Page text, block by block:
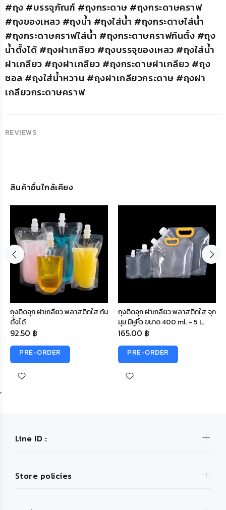
#ถุง #บรรจุภัณฑ์ #ถุงกระดาษ #ถุงกระดาษคราฟ
#ถุงของเหลว #ถุงน้ำ #ถุงใส่น้ำ #ถุงกระดาษใส่น้ำ
#ถุงกระดาษคราฟใส่น้ำ #ถุงกระดาษคราฟก้นตั้ง #ถุง
น้ำตั้งได้ #ถุงฝาเกลียว #ถุงบรรจุของเหลว #ถุงใส่น้ำ
ฝาเกลียว #ถุงฝาเกลียว #ถุงกระดาษฝาเกลียว #ถุง
ซอล #ถุงใส่น้ำหวาน #ถุงฝาเกลียวกระดาษ #ถุงฝา
เกลียวกระดาษคราฟ
REVIEWS
สินค้าอื่นใกล้เคียง
ถุงติดจุก ฝาเกลียว พลาสติกใส ก้น
ตั้งได้
92.50 ฿
PRE-ORDER
ถุงติดจุก ฝาเกลียว พลาสติกใส จุก
มุม มีหูหิ้ว ขนาด 400 ml. - 5 L.
165.00 ฿
PRE-ORDER
Line ID :
Store policies